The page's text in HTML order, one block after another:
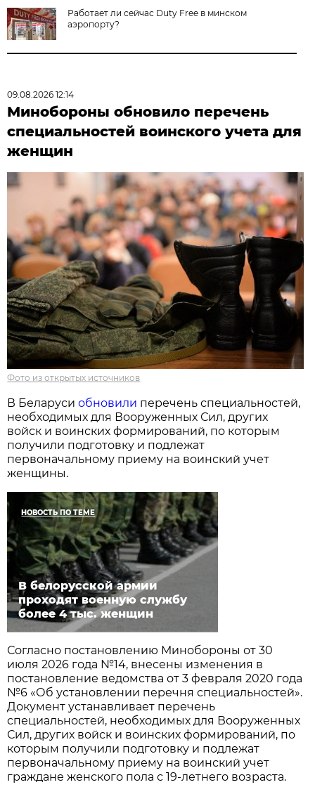
Работает ли сейчас Duty Free в минском
аэропорту?
09.08.2026 12:14
Минобороны обновило перечень
специальностей воинского учета для
женщин
Фото из открытых источников
В Беларусиобновили перечень специальностей,
необходимых для Вооруженных Сил, других
войск и воинских формирований, по которым
получили подготовку и подлежат
первоначальному приему на воинский учет
женщины.
НОВОСТЬ ПО ТЕМЕ
В белорусской армии
проходят военную службу
более 4 тыс. женщин
Согласно постановлению Минобороны от 30
июля 2026 года №14, внесены изменения в
постановление ведомства от 3 февраля 2020 года
№6 «Об установлении перечня специальностей».
Документ устанавливает перечень
специальностей, необходимых для Вооруженных
Сил, других войск и воинских формирований, по
которым получили подготовку и подлежат
первоначальному приему на воинский учет
граждане женского пола с 19-летнего возраста.